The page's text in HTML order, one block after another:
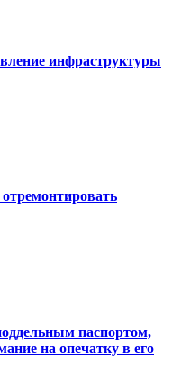
инфраструктуры
паспортом,
на опечатку в его